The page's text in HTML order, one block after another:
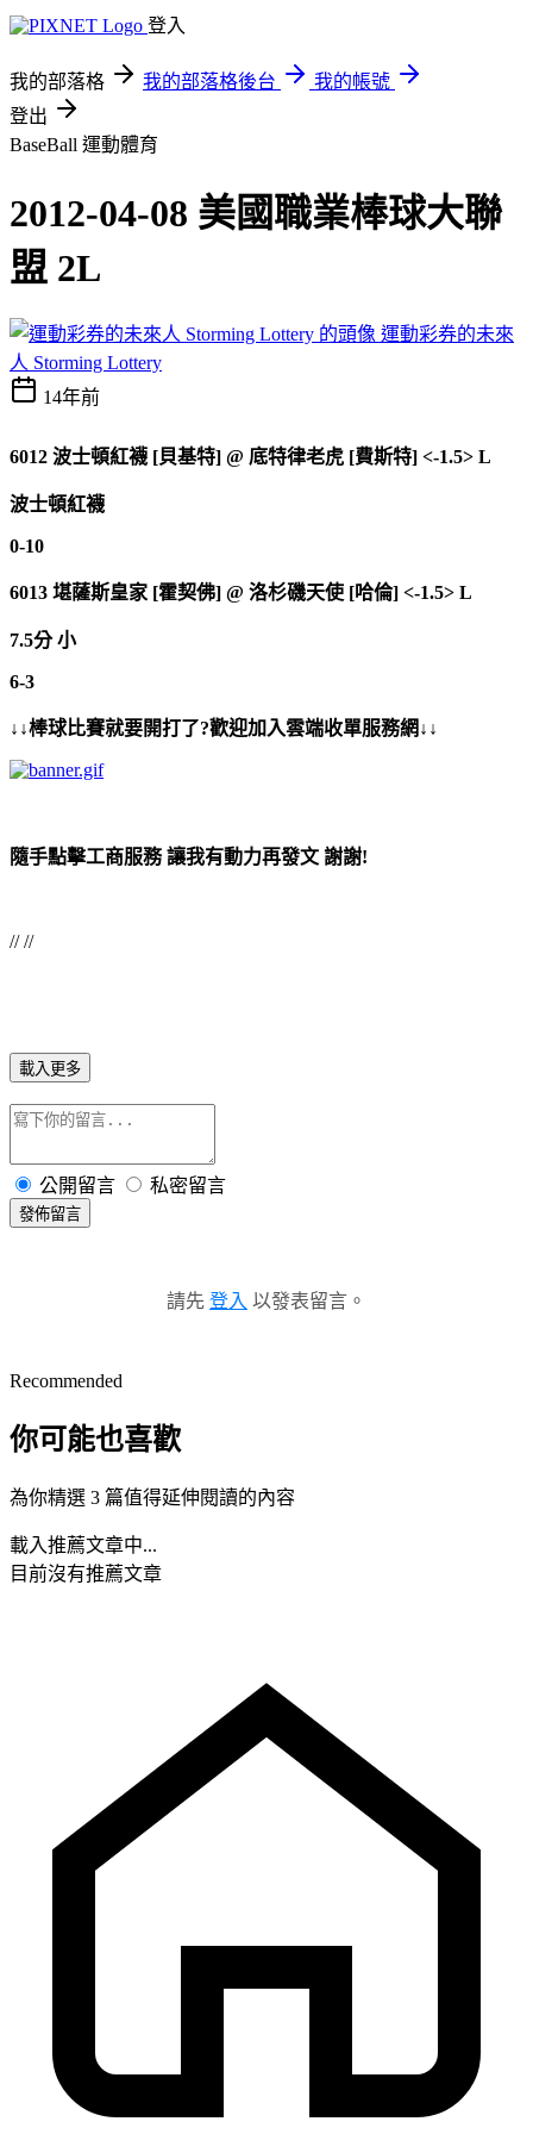
登入
我的部落格 我的部落格後台
我的帳號
登出
BaseBall 運動體育
2012-04-08 美國職業棒球大聯
盟 2L
運動彩券的未來
人 Storming Lottery
14年前
6012 波士頓紅襪 [貝基特] @ 底特律老虎 [費斯特] <-1.5> L
波士頓紅襪
0-10
6013 堪薩斯皇家 [霍契佛] @ 洛杉磯天使 [哈倫] <-1.5> L
7.5分 小
6-3
↓↓棒球比賽就要開打了?歡迎加入雲端收單服務網↓↓
隨手點擊工商服務 讓我有動力再發文 謝謝!
// //
載入更多
公開留言 私密留言
發佈留言
請先 登入 以發表留言。
Recommended
你可能也喜歡
為你精選 3 篇值得延伸閱讀的內容
載入推薦文章中...
目前沒有推薦文章